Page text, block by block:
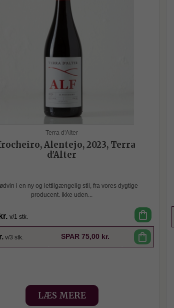
Terra d'Alter
Alentejo, 2023, Terra
d'Alter
i en ny og lettilgængelig stil, fra vores dygtige
producent. Ikke uden...
v/1 stk. shopping_bag
v/3 stk. SPAR 75,00 kr. shopping_bag
LÆS MERE